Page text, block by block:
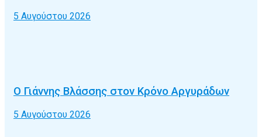
5 Αυγούστου 2026
Ο Γιάννης Βλάσσης στον Κρόνο Αργυράδων
5 Αυγούστου 2026